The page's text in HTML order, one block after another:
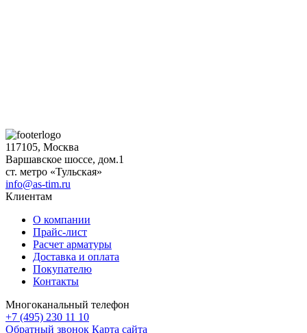
117105, Москва
Варшавское шоссе, дом.1
ст. метро «Тульская»
info@as-tim.ru
Клиентам
О компании
Прайс-лист
Расчет арматуры
Доставка и оплата
Покупателю
Контакты
Многоканальный телефон
+7 (495) 230 11 10
Обратный звонок Карта сайта